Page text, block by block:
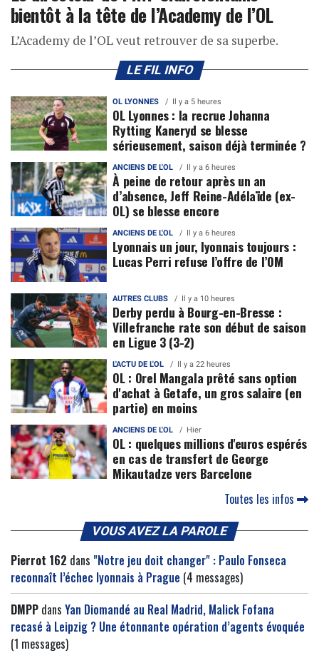
bientôt à la tête de l’Academy de l’OL
L’Academy de l’OL veut retrouver de sa superbe.
LE FIL INFO
OL LYONNES Il y a 5 heures
OL Lyonnes : la recrue Johanna
Rytting Kaneryd se blesse
sérieusement, saison déjà terminée ?
ANCIENS DE L'OL Il y a 6 heures
À peine de retour après un an
d’absence, Jeff Reine-Adélaïde (ex-
OL) se blesse encore
ANCIENS DE L'OL Il y a 6 heures
Lyonnais un jour, lyonnais toujours :
Lucas Perri refuse l’offre de l’OM
AUTRES CLUBS Il y a 10 heures
Derby perdu à Bourg-en-Bresse :
Villefranche rate son début de saison
en Ligue 3 (3-2)
L'ACTU DE L'OL Il y a 22 heures
OL : Orel Mangala prêté sans option
d'achat à Getafe, un gros salaire (en
partie) en moins
ANCIENS DE L'OL Hier
OL : quelques millions d'euros espérés
en cas de transfert de George
Mikautadze vers Barcelone
Toutes les infos
VOUS AVEZ LA PAROLE
Pierrot 162 dans "Notre jeu doit changer" : Paulo Fonseca
reconnaît l’échec lyonnais à Prague (4 messages)
DMPP dans Yan Diomandé au Real Madrid, Malick Fofana
recasé à Leipzig ? Une étonnante opération d’agents évoquée
(1 messages)